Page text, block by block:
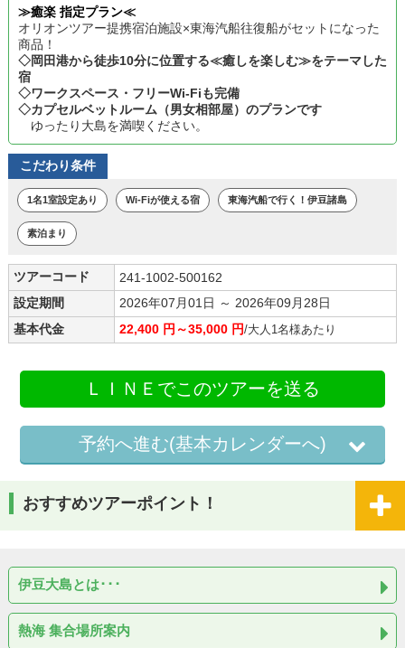
≫癒楽 指定プラン≪
オリオンツアー提携宿泊施設×東海汽船往復船がセットになった
商品！
◇岡田港から徒歩10分に位置する≪癒しを楽しむ≫をテーマした
宿
◇ワークスペース・フリーWi-Fiも完備
◇カプセルベットルーム（男女相部屋）のプランです
ゆったり大島を満喫ください。
こだわり条件
1名1室設定あり Wi-Fiが使える宿 東海汽船で行く！伊豆諸島
素泊まり
ツアーコード
241-1002-500162
設定期間
2026年07月01日 ～ 2026年09月28日
基本代金
22,400 円～35,000 円/大人1名様あたり
ＬＩＮＥでこのツアーを送る
予約へ進む(基本カレンダーへ)
おすすめツアーポイント！
伊豆大島とは･･･
熱海 集合場所案内